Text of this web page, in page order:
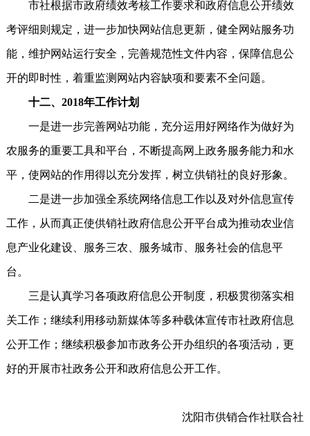
市社根据市政府绩效考核工作要求和政府信息公开绩效
考评细则规定，进一步加快网站信息更新，健全网站服务功
能，维护网站运行安全，完善规范性文件内容，保障信息公
开的即时性，着重监测网站内容缺项和要素不全问题。
十二、2018年工作计划
一是进一步完善网站功能，充分运用好网络作为做好为
农服务的重要工具和平台，不断提高网上政务服务能力和水
平，使网站的作用得以充分发挥，树立供销社的良好形象。
二是进一步加强全系统网络信息工作以及对外信息宣传
工作，从而真正使供销社政府信息公开平台成为推动农业信
息产业化建设、服务三农、服务城市、服务社会的信息平
台。
三是认真学习各项政府信息公开制度，积极贯彻落实相
关工作；继续利用移动新媒体等多种载体宣传市社政府信息
公开工作；继续积极参加市政务公开办组织的各项活动，更
好的开展市社政务公开和政府信息公开工作。
沈阳市供销合作社联合社